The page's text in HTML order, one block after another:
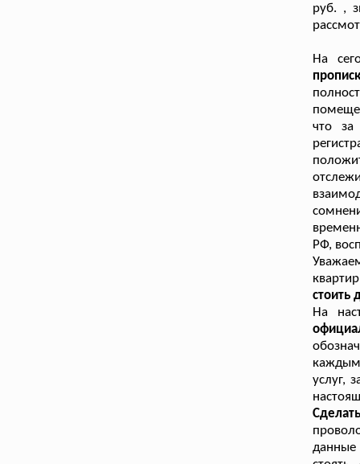
руб. ,
На
что
РФ,
стоить
На
услуг,
данные